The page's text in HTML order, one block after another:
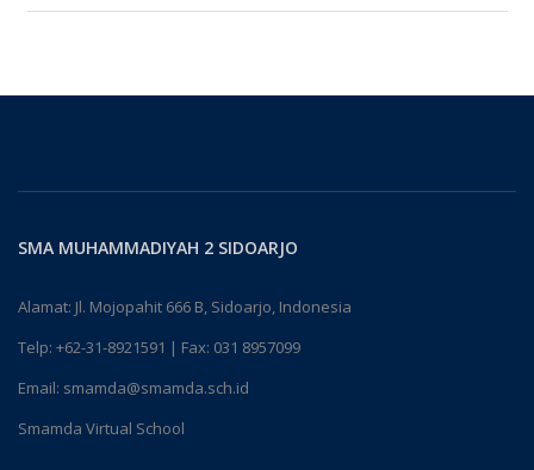
SMA MUHAMMADIYAH 2 SIDOARJO
Alamat: Jl. Mojopahit 666 B, Sidoarjo, Indonesia
Telp: +62-31-8921591 | Fax: 031 8957099
Email: smamda@smamda.sch.id
Smamda Virtual School